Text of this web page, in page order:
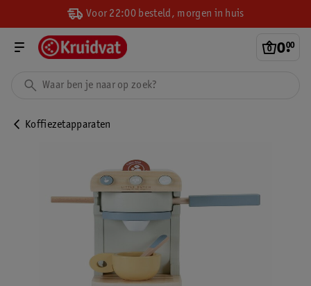
Voor 22:00 besteld, morgen in huis
0.
00
Koffiezetapparaten